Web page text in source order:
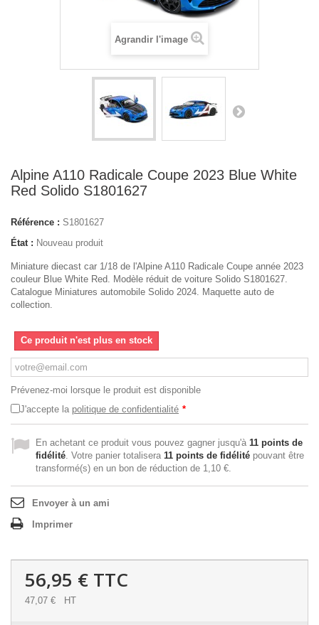
Agrandir l'image
Alpine A110 Radicale Coupe 2023 Blue White
Red Solido S1801627
Référence : S1801627
État : Nouveau produit
Miniature diecast car 1/18 de l'Alpine A110 Radicale Coupe année 2023
couleur Blue White Red. Modèle réduit de voiture Solido S1801627.
Catalogue Miniatures automobile Solido 2024. Maquette auto de
collection.
Ce produit n'est plus en stock
Prévenez-moi lorsque le produit est disponible
J'accepte la politique de confidentialité *
En achetant ce produit vous pouvez gagner jusqu'à 11 points de
fidélité. Votre panier totalisera 11 points de fidélité pouvant être
transformé(s) en un bon de réduction de 1,10 €.
Envoyer à un ami
Imprimer
56,95 € TTC
47,07 € HT